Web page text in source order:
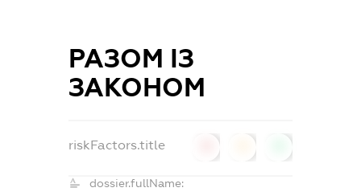
РАЗОМ ІЗ
ЗАКОНОМ
riskFactors.title
dossier.fullName: